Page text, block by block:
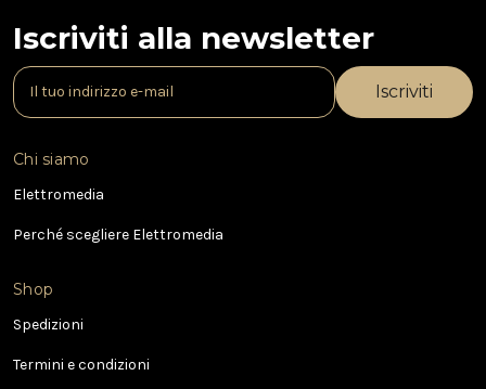
Iscriviti alla newsletter
I
n
r
i
z
e
m
i
Chi siamo
Elettromedia
Perché scegliere Elettromedia
Shop
Spedizioni
Termini e condizioni